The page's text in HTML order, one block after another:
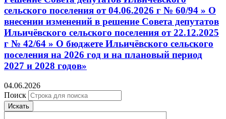
сельского поселения от 04.06.2026 г № 60/94 » О
внесении изменений в решение Совета депутатов
Ильичёвского сельского поселения от 22.12.2025
г № 42/64 » О бюджете Ильичёвского сельского
поселения на 2026 год и на плановый период
2027 и 2028 годов»
04.06.2026
Поиск
Искать